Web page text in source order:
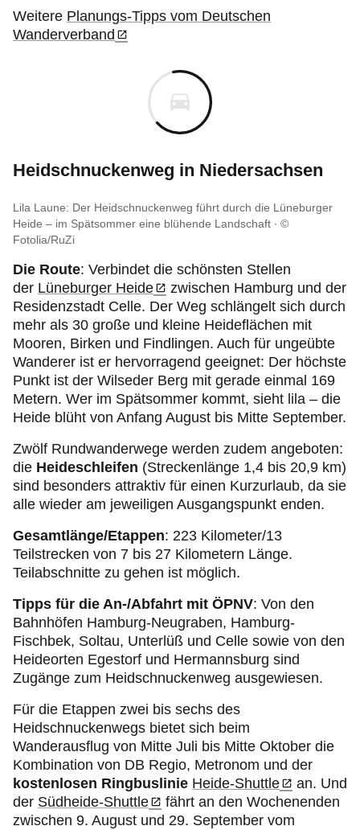
Weitere Planungs-Tipps vom Deutschen
Wanderverband
Heidschnuckenweg in Niedersachsen
Lila Laune: Der Heidschnuckenweg führt durch die Lüneburger
Heide – im Spätsommer eine blühende Landschaft
©
Fotolia/RuZi
Die Route: Verbindet die schönsten Stellen
der Lüneburger Heide
zwischen Hamburg und der
Residenzstadt Celle. Der Weg schlängelt sich durch
mehr als 30 große und kleine Heideflächen mit
Mooren, Birken und Findlingen. Auch für ungeübte
Wanderer ist er hervorragend geeignet: Der höchste
Punkt ist der Wilseder Berg mit gerade einmal 169
Metern. Wer im Spätsommer kommt, sieht lila – die
Heide blüht von Anfang August bis Mitte September.
Zwölf Rundwanderwege werden zudem angeboten:
die Heideschleifen (Streckenlänge 1,4 bis 20,9 km)
sind besonders attraktiv für einen Kurzurlaub, da sie
alle wieder am jeweiligen Ausgangspunkt enden.
Gesamtlänge/Etappen: 223 Kilometer/13
Teilstrecken von 7 bis 27 Kilometern Länge.
Teilabschnitte zu gehen ist möglich.
Tipps für die An-/Abfahrt mit ÖPNV: Von den
Bahnhöfen Hamburg-Neugraben, Hamburg-
Fischbek, Soltau, Unterlüß und Celle sowie von den
Heideorten Egestorf und Hermannsburg sind
Zugänge zum Heidschnuckenweg ausgewiesen.
Für die Etappen zwei bis sechs des
Heidschnuckenwegs bietet sich beim
Wanderausflug von Mitte Juli bis Mitte Oktober die
Kombination von DB Regio, Metronom und der
kostenlosen Ringbuslinie Heide-Shuttle
an. Und
der Südheide-Shuttle
fährt an den Wochenenden
zwischen 9. August und 29. September vom